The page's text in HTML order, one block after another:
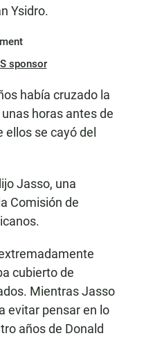
Ysidro.
sponsor
había cruzado la
horas antes de
ellos se cayó del
Jasso, una
Comisión de
cubierto de
Mientras Jasso
evitar pensar en lo
años de Donald